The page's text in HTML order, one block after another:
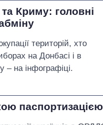
Криму: головні
територій, хто
на Донбасі і в
– на інфографіці.